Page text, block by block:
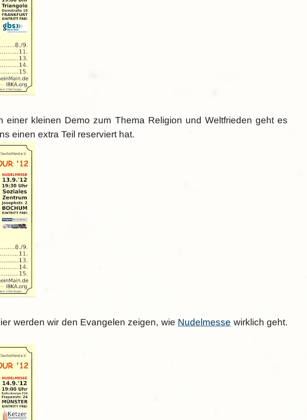
kleinen Demo zum Thema Religion und Weltfrieden geht es
einen extra Teil reserviert hat.
werden wir den Evangelen zeigen, wie Nudelmesse wirklich geht.